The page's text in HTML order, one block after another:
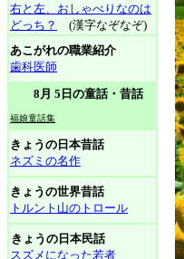
右と左、おしゃべりなのは
どっち？
(漢字なぞなぞ)
あこがれの職業紹介
歯科医師
8月 5日の童話・昔話
福娘童話集
きょうの日本昔話
ネズミの名作
きょうの世界昔話
トルント山のトロール
きょうの日本民話
スズメになった若者